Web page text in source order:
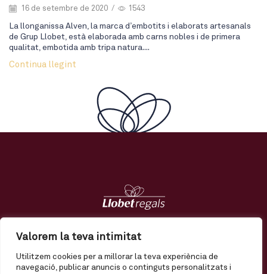
Valorem la teva intimitat
Utilitzem cookies per a millorar la teva experiència de
navegació, publicar anuncis o continguts personalitzats i
16 de setembre de 2020 / 1543
La llonganissa Alven, la marca d’embotits i elaborats artesanals
de Grup Llobet, està elaborada amb carns nobles i de primera
qualitat, embotida amb tripa natura....
Continua llegint
Regals Tendències
El meu compte Enviament Termes i condicions